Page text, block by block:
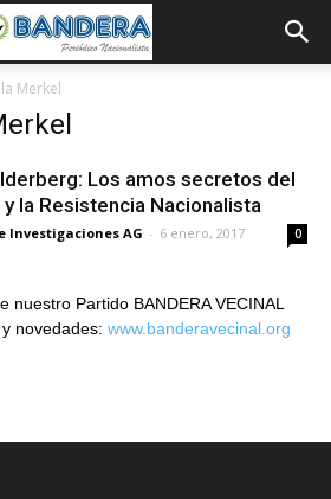
Merkel
Los amos secretos del
y la Resistencia Nacionalista
Investigaciones AG - 6 enero, 2017 0
nuestro Partido BANDERA VECINAL
novedades: www.banderavecinal.org